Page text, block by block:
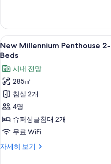
기
Minister)
자
세
히
기
New
Millennium
Penthouse
2-
Bedroom
Suite,
2
Big
Round
Beds
사
9
New Millennium Penthouse
Beds
시내 전망
285㎡
침실 2개
4명
슈퍼싱글침대 2개
무료 WiFi
자세히 보기
New